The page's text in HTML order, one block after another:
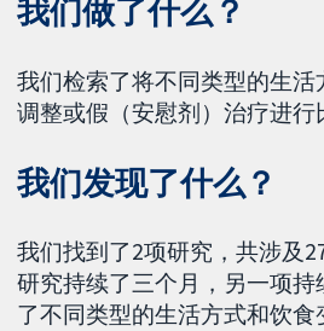
我们做了什么？
我们检索了将不同类型的生
调整或假（安慰剂）治疗进行
我们发现了什么？
我们找到了2项研究，共涉及
研究持续了三个月，另一项
了不同类型的生活方式和饮食